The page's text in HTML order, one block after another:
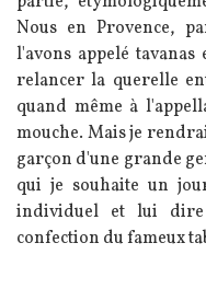
Nous en Provence,
l'avons appelé
relancer la querelle
quand même à
mouche. Mais je
garçon d'une grande
qui je souhaite un
individuel et lui
confection du fameux